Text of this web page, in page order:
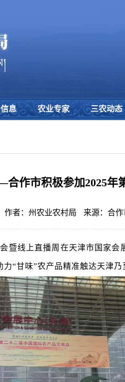
息 农业专家 三农动态
作市积极参加2025年
作者：州农业农村局 来源：合
暨线上直播周在天津市国家会
“甘味”农产品精准触达天津乃